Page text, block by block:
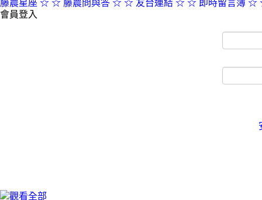
會員登入